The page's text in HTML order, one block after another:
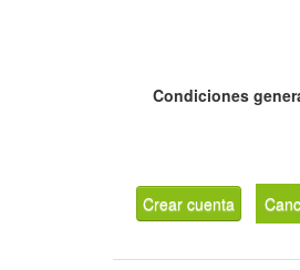
Condiciones
Crear cuenta